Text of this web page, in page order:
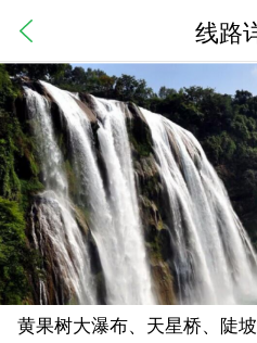
线路
黄果树大瀑布、天星桥、陡